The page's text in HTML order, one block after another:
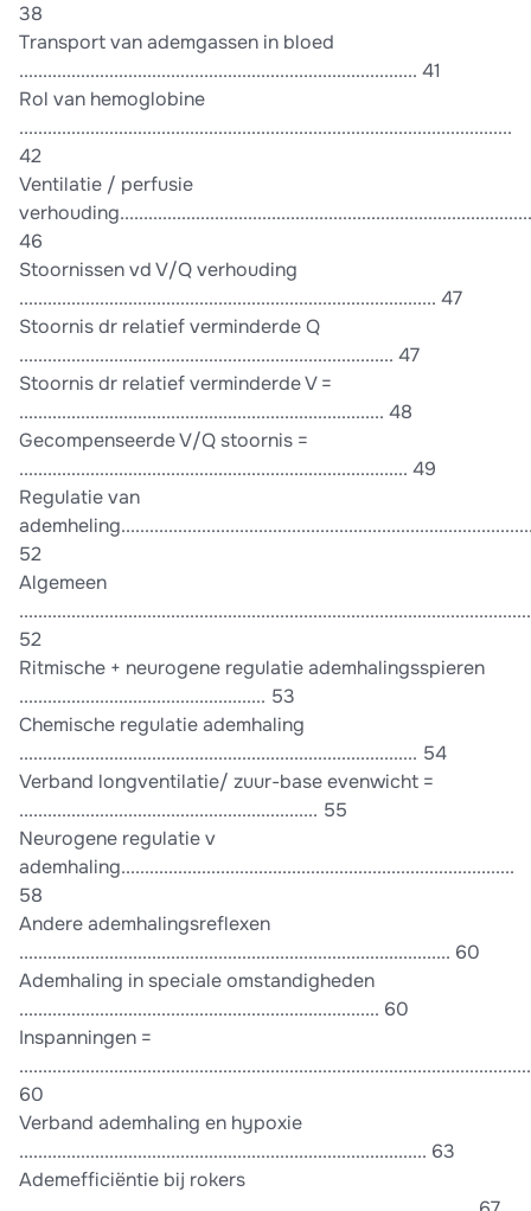
38
Transport van ademgassen in bloed
.................................................................................... 41
Rol van hemoglobine
........................................................................................................
42
Ventilatie / perfusie
46
Stoornissen vd V/Q verhouding
........................................................................................ 47
Stoornis dr relatief verminderde Q
............................................................................... 47
Stoornis dr relatief verminderde V =
............................................................................. 48
Gecompenseerde V/Q stoornis =
.................................................................................. 49
Regulatie van
52
Algemeen
52
Ritmische + neurogene regulatie ademhalingsspieren
.................................................... 53
Chemische regulatie ademhaling
.................................................................................... 54
Verband longventilatie/ zuur-base evenwicht =
............................................................... 55
Neurogene regulatie v
ademhaling...................................................................................
58
Andere ademhalingsreflexen
........................................................................................... 60
Ademhaling in speciale omstandigheden
............................................................................ 60
Inspanningen =
60
Verband ademhaling en hypoxie
...................................................................................... 63
Ademefficiëntie bij rokers